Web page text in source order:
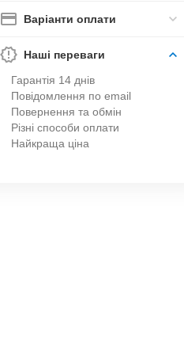
Варіанти оплати
Наші переваги
Гарантія 14 днів
Повідомлення по email
Повернення та обмін
Різні способи оплати
Найкраща ціна